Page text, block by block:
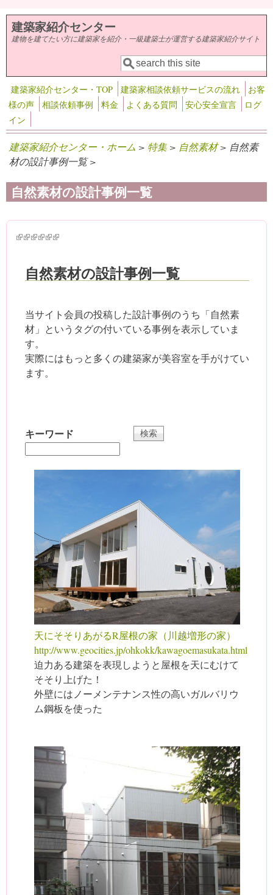
メインコンテンツに移動
建築家紹介センター
建物を建てたい方に建築家を紹介・一級建築士が運営する建築家紹介サイト
検索フォーム
検索
建築家紹介センター・TOP 建築家相談依頼サービスの流れ
お客
様の声
相談依頼事例 料金 よくある質問 安心安全宣言
ログ
イン
建築家紹介センター・ホーム > 特集 > 自然素材> 自然素
材の設計事例一覧 >
自然素材の設計事例一覧
(link is external)
(link is external)
(link is external)
(link is external)
(link is external)
(link is external)
自然素材の設計事例一覧
当サイト会員の投稿した設計事例のうち「自然素
材」というタグの付いている事例を表示していま
す。
実際にはもっと多くの建築家が美容室を手がけてい
ます。
キーワード
天にそそりあがるR屋根の家（川越増形の家）
http://www.geocities.jp/ohkokk/kawagoemasukata.html
迫力ある建築を表現しようと屋根を天にむけて
そそり上げた！
外壁にはノーメンテナンス性の高いガルバリウ
ム鋼板を使った